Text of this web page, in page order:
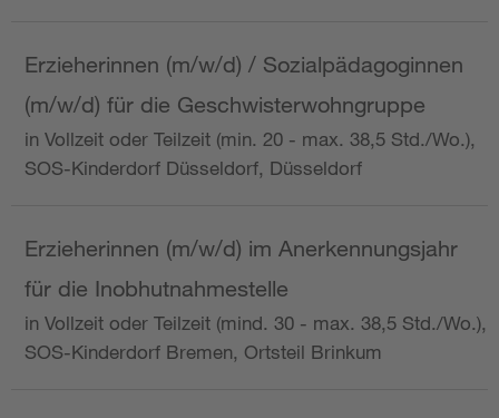
Erzieherinnen (m/w/d) / Sozialpädagoginnen
(m/w/d) für die Geschwisterwohngruppe
in Vollzeit oder Teilzeit (min. 20 - max. 38,5 Std./Wo.),
SOS-Kinderdorf Düsseldorf, Düsseldorf
Erzieherinnen (m/w/d) im Anerkennungsjahr
für die Inobhutnahmestelle
in Vollzeit oder Teilzeit (mind. 30 - max. 38,5 Std./Wo.),
SOS-Kinderdorf Bremen, Ortsteil Brinkum